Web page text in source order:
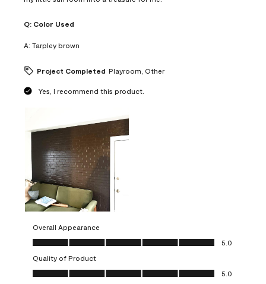
Q: Color Used
A: Tarpley brown
Project Completed Playroom, Other
Yes, I recommend this product.
Overall Appearance
Overall Appearance, 5.0 out of 5
5.0
Quality of Product
Quality of Product, 5.0 out of 5
5.0